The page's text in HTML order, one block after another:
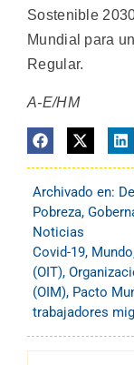
Sostenible
Mundial para
Regular.
A-E/HM
Archivado en:
Pobreza,
Noticias
Covid-19, Mundo
(OIT),
(OIM), Pacto
trabajadores